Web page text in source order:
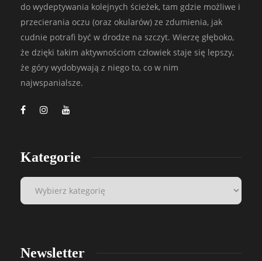
do wydeptywania kolejnych ścieżek, tam gdzie możliwe i
przecierania oczu (oraz okularów) ze zdumienia, jak
cudnie potrafi być w drodze na szczyt. Wierzę głęboko,
że dzięki takim aktywnościom człowiek staje się lepszy,
że góry wydobywają z niego to, co w nim
najwspanialsze.
Kategorie
Newsletter